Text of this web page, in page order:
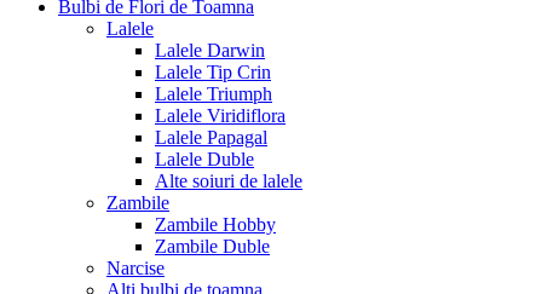
Bulbi de Flori de Toamna
Lalele
Lalele Darwin
Lalele Tip Crin
Lalele Triumph
Lalele Viridiflora
Lalele Papagal
Lalele Duble
Alte soiuri de lalele
Zambile
Zambile Hobby
Zambile Duble
Narcise
Alti bulbi de toamna